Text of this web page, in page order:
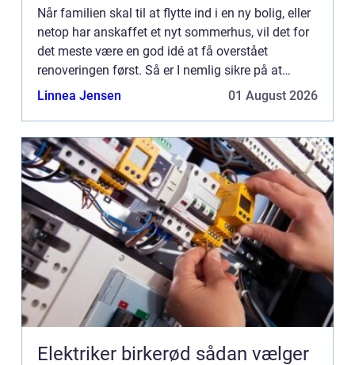
Når familien skal til at flytte ind i en ny bolig, eller
netop har anskaffet et nyt sommerhus, vil det for
det meste være en god idé at få overstået
renoveringen først. Så er I nemlig sikre på at
denne bliver udført til punkt og prikke, med et
Linnea Jensen 01 August 2026
Elektriker birkerød sådan vælger